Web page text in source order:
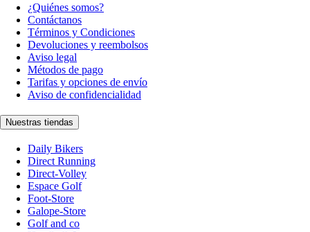
¿Quiénes somos?
Contáctanos
Términos y Condiciones
Devoluciones y reembolsos
Aviso legal
Métodos de pago
Tarifas y opciones de envío
Aviso de confidencialidad
Nuestras tiendas
Daily Bikers
Direct Running
Direct-Volley
Espace Golf
Foot-Store
Galope-Store
Golf and co